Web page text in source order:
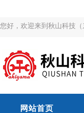
您好，欢迎来到秋山科技（
网站首页